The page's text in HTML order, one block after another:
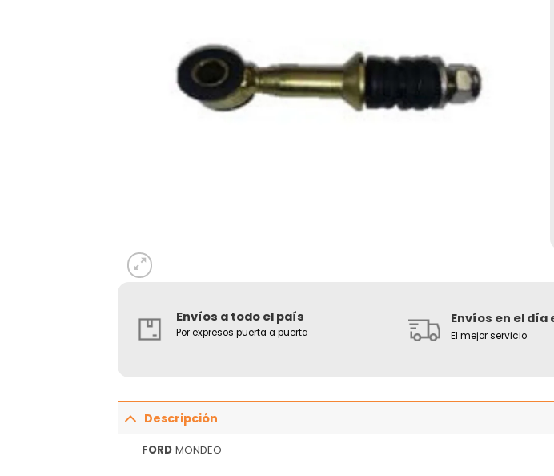
Envíos a todo el país
Por expresos puerta a puerta
Envíos en el día
El mejor servicio
Descripción
FORD MONDEO